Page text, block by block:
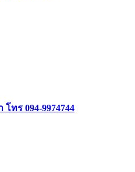
ร 094-9974744